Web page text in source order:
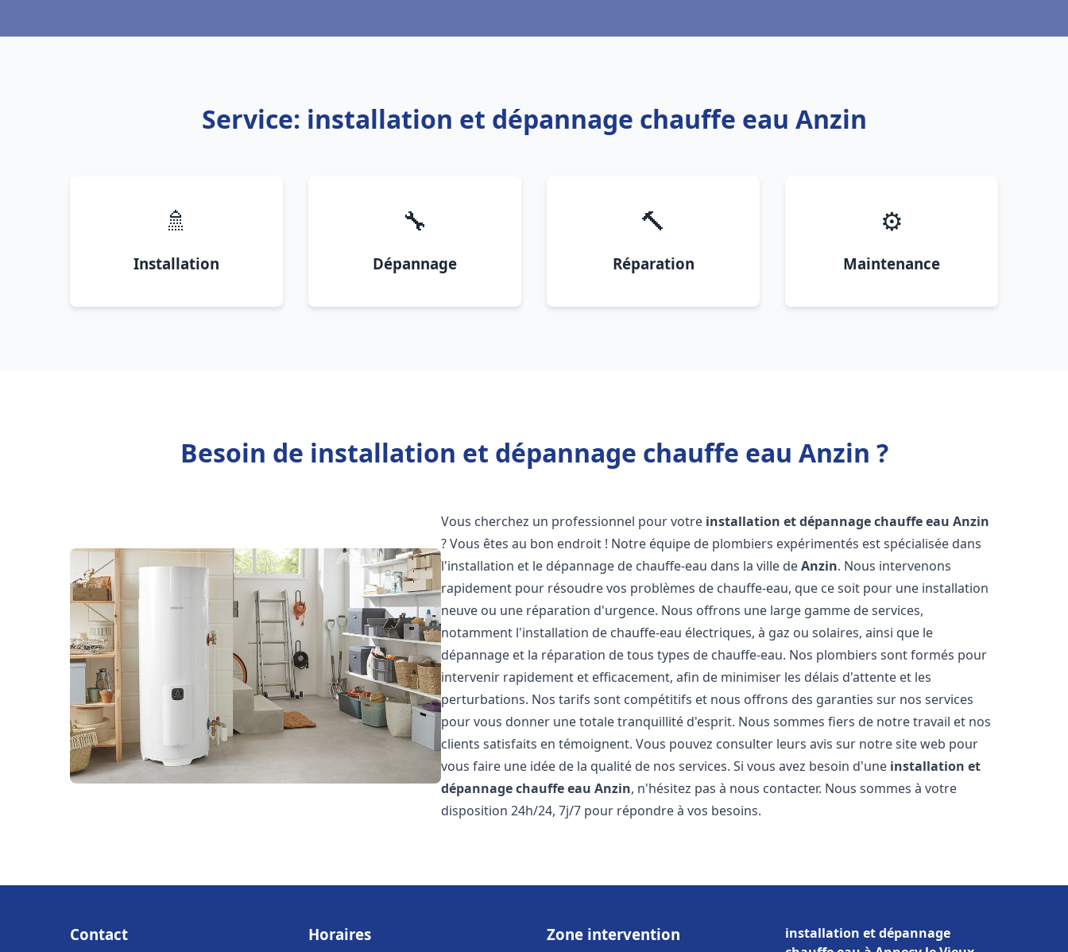
Service: installation et dépannage chauffe eau Anzin
🚿
Installation
🔧
Dépannage
🔨
Réparation
⚙️
Maintenance
Besoin de installation et dépannage chauffe eau Anzin ?
Vous cherchez un professionnel pour votre installation et dépannage chauffe eau Anzin
? Vous êtes au bon endroit ! Notre équipe de plombiers expérimentés est spécialisée dans
l'installation et le dépannage de chauffe-eau dans la ville deAnzin. Nous intervenons
rapidement pour résoudre vos problèmes de chauffe-eau, que ce soit pour une installation
neuve ou une réparation d'urgence. Nous offrons une large gamme de services,
notamment l'installation de chauffe-eau électriques, à gaz ou solaires, ainsi que le
dépannage et la réparation de tous types de chauffe-eau. Nos plombiers sont formés pour
intervenir rapidement et efficacement, afin de minimiser les délais d'attente et les
perturbations. Nos tarifs sont compétitifs et nous offrons des garanties sur nos services
pour vous donner une totale tranquillité d'esprit. Nous sommes fiers de notre travail et nos
clients satisfaits en témoignent. Vous pouvez consulter leurs avis sur notre site web pour
vous faire une idée de la qualité de nos services. Si vous avez besoin d'une installation et
dépannage chauffe eau Anzin, n'hésitez pas à nous contacter. Nous sommes à votre
disposition 24h/24, 7j/7 pour répondre à vos besoins.
Contact Horaires Zone intervention
installation et dépannage